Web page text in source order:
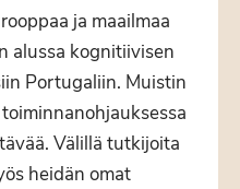
ja maailmaa
alussa kognitiivisen
Portugaliin. Muistin
Välillä tutkijoita
heidän omat